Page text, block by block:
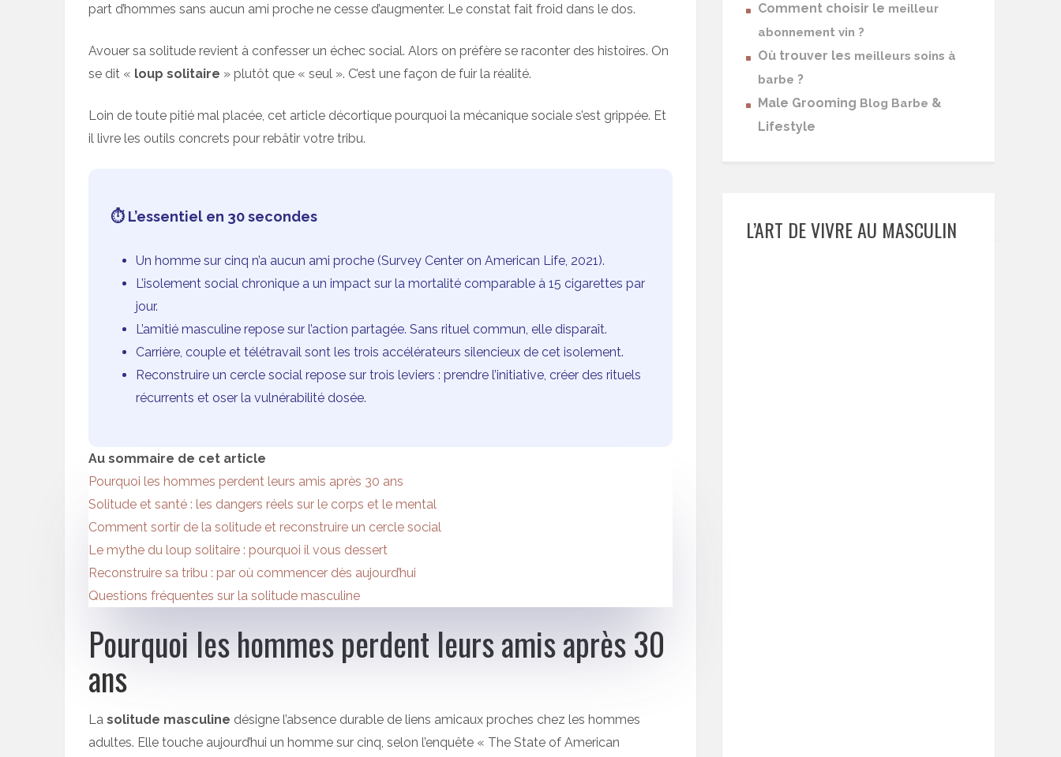
part d’hommes sans aucun ami proche ne cesse d’augmenter. Le constat fait froid dans le dos.
Avouer sa solitude revient à confesser un échec social. Alors on préfère se raconter des histoires. On
se dit « loup solitaire » plutôt que « seul ». C’est une façon de fuir la réalité.
Loin de toute pitié mal placée, cet article décortique pourquoi la mécanique sociale s’est grippée. Et
il livre les outils concrets pour rebâtir votre tribu.
⏱ L’essentiel en 30 secondes
Un homme sur cinq n’a aucun ami proche (Survey Center on American Life, 2021).
L’isolement social chronique a un impact sur la mortalité comparable à 15 cigarettes par
jour.
L’amitié masculine repose sur l’action partagée. Sans rituel commun, elle disparaît.
Carrière, couple et télétravail sont les trois accélérateurs silencieux de cet isolement.
Reconstruire un cercle social repose sur trois leviers : prendre l’initiative, créer des rituels
récurrents et oser la vulnérabilité dosée.
Au sommaire de cet article
Pourquoi les hommes perdent leurs amis après 30 ans
Solitude et santé : les dangers réels sur le corps et le mental
Comment sortir de la solitude et reconstruire un cercle social
Le mythe du loup solitaire : pourquoi il vous dessert
Reconstruire sa tribu : par où commencer dès aujourd’hui
Questions fréquentes sur la solitude masculine
Pourquoi les hommes perdent leurs amis après 30
ans
La solitude masculine désigne l’absence durable de liens amicaux proches chez les hommes
adultes. Elle touche aujourd’hui un homme sur cinq, selon l’enquête « The State of American
Comment choisir le meilleur
abonnement vin ?
Où trouver les meilleurs soins à
barbe ?
Male Grooming Blog Barbe &
Lifestyle
L’ART DE VIVRE AU MASCULIN